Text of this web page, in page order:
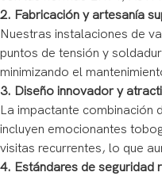
2. Fabricación y artesanía
Nuestras instalaciones de
puntos de tensión y
minimizando el
3. Diseño innovador y
La impactante combinación
incluyen emocionantes
visitas recurrentes, lo que
4. Estándares de seguridad